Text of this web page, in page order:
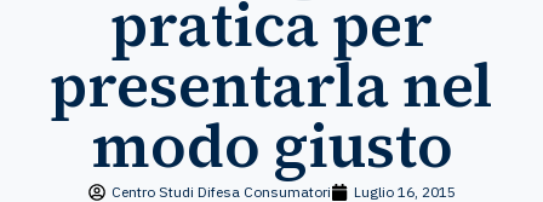
pratica per
presentarla nel
modo giusto
Centro Studi Difesa Consumatori Luglio 16, 2015